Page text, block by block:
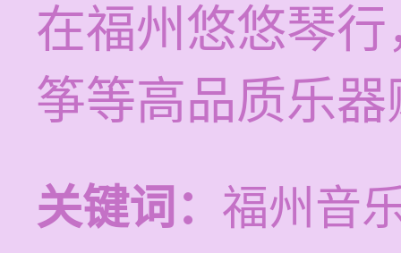
在福州悠悠琴
筝等高品质乐
关键词： 福州音